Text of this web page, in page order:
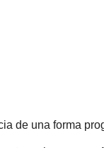
de una forma